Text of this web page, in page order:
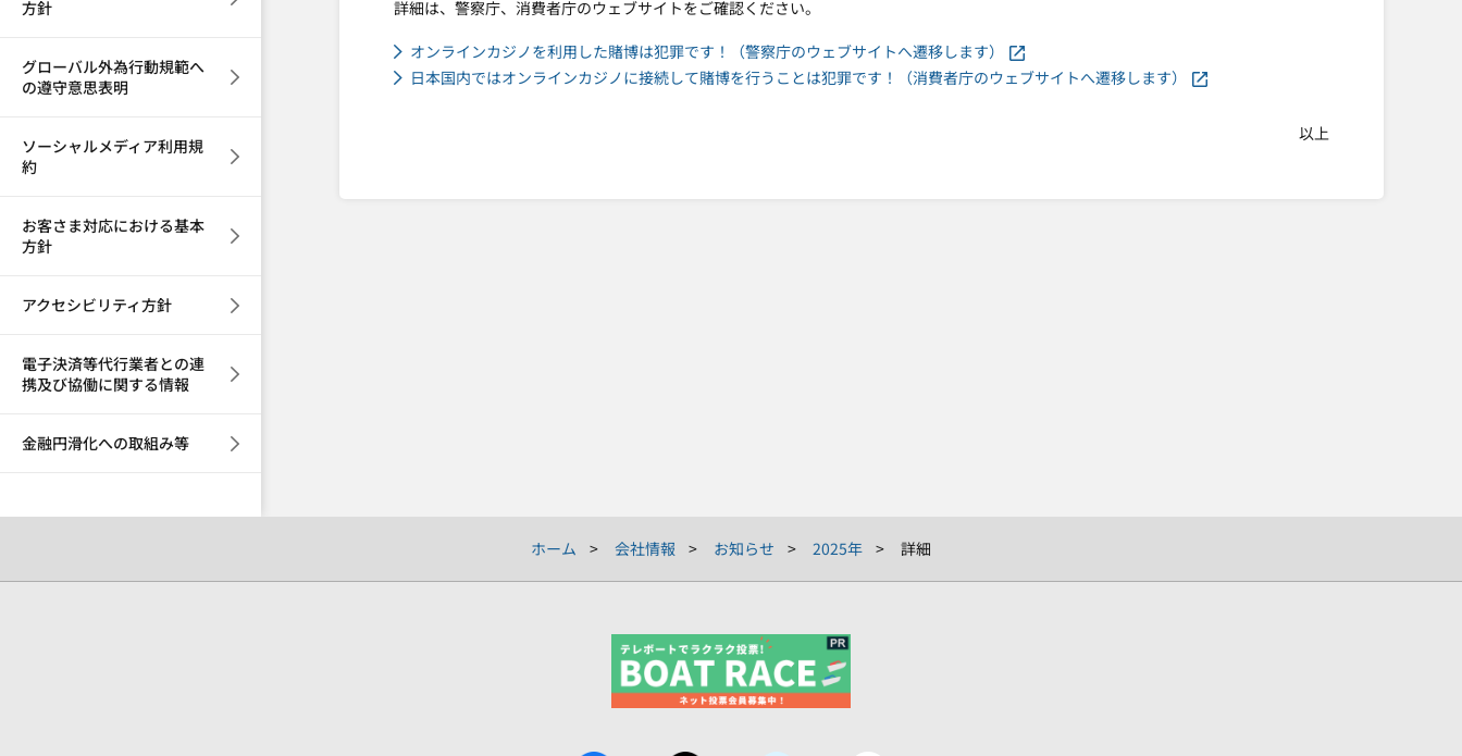
詳細は、警察庁、消費者庁のウェブサイトをご確認ください。
オンラインカジノを利用した賭博は犯罪です！（警察庁のウェブサイトへ遷移します）
日本国内ではオンラインカジノに接続して賭博を行うことは犯罪です！（消費者庁のウェブサイトへ遷移します）
以上
方針
グローバル外為行動規範へ
の遵守意思表明
ソーシャルメディア利用規
約
お客さま対応における基本
方針
アクセシビリティ方針
電子決済等代行業者との連
携及び協働に関する情報
金融円滑化への取組み等
ホーム 会社情報 お知らせ 2025年 詳細